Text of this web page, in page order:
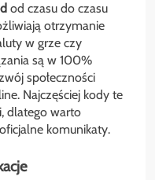
od czasu do czasu
otrzymanie
w grze czy
są w 100%
społeczności
Najczęściej kody te
dlatego warto
komunikaty.